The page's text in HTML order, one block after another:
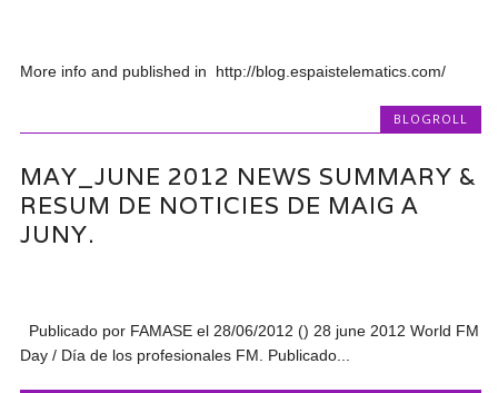
More info and published in http://blog.espaistelematics.com/
BLOGROLL
MAY_JUNE 2012 NEWS SUMMARY &
RESUM DE NOTICIES DE MAIG A
JUNY.
Publicado por FAMASE el 28/06/2012 () 28 june 2012 World FM
Day / Día de los profesionales FM. Publicado...